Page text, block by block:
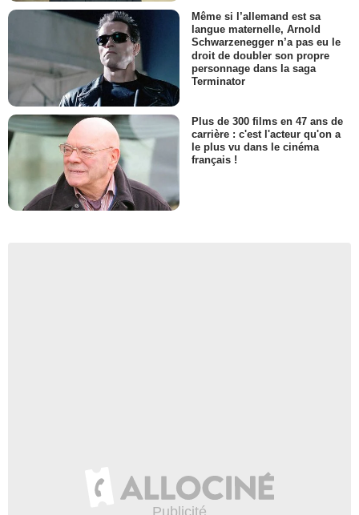
Même si l’allemand est sa
langue maternelle, Arnold
Schwarzenegger n’a pas eu le
droit de doubler son propre
personnage dans la saga
Terminator
Plus de 300 films en 47 ans de
carrière : c'est l'acteur qu'on a
le plus vu dans le cinéma
français !